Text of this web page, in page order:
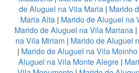
de Aluguel na Vila Maria| Marido
Maria Alta| Marido de Aluguel na
Marido de Aluguel na Vila Mariana |
na Vila Miriam | Marido de Aluguel
| Marido de Aluguel na Vila
Aluguel na Vila Monte Alegre |